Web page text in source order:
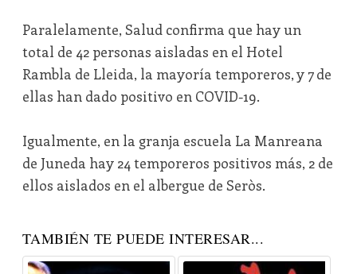
Paralelamente, Salud confirma que hay un
total de 42 personas aisladas en el Hotel
Rambla de Lleida, la mayoría temporeros, y 7 de
ellas han dado positivo en COVID-19.
Igualmente, en la granja escuela La Manreana
de Juneda hay 24 temporeros positivos más, 2 de
ellos aislados en el albergue de Seròs.
TAMBIÉN TE PUEDE INTERESAR...